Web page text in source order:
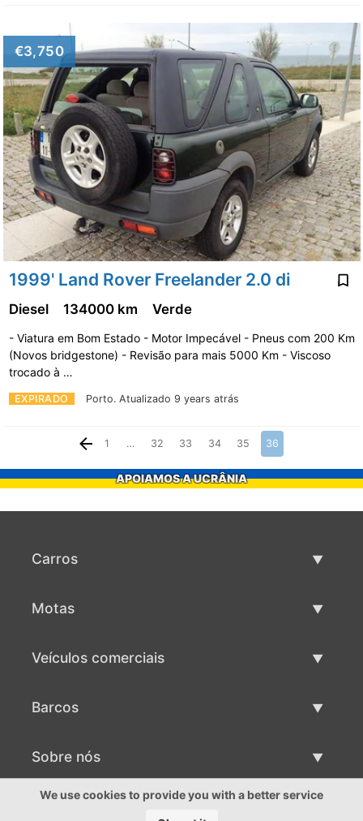
€3,750
1999' Land Rover Freelander 2.0 di
EXPIRADO Porto. Atualizado 9 years atrás
Diesel 134000 km Verde
- Viatura em Bom Estado - Motor Impecável - Pneus com 200 Km
(Novos bridgestone) - Revisão para mais 5000 Km - Viscoso
trocado à …
1 … 32 33 34 35 36
APOIAMOS A UCRÂNIA
Carros
Motas
Veículos comerciais
Barcos
Venda de barcos
Sobre nós
Sobre nós
We use cookies to provide you with a better service